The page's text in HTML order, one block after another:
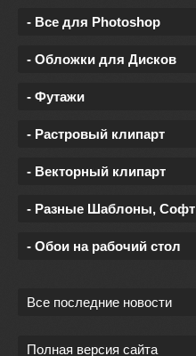
- Все для Photoshop
- Обложки для Дисков
- Футажи
- Растровый клипарт
- Векторный клипарт
- Разные Шаблоны, Софт
- Обои на рабочий стол
Все последние новости
Полная версия сайта